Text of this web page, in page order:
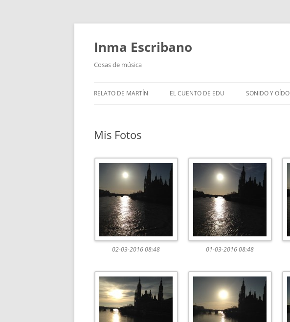
Saltar
Inma Escribano
Cosas de música
RELATO DE MARTÍN EL CUENTO DE EDU SONIDO Y OÍDO
Mis Fotos
02-03-2016 08:48 01-03-2016 08:48